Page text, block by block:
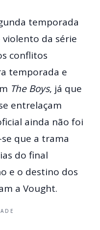
temporada
da série
conflitos
temporada e
The Boys, já que
entrelaçam
ainda não foi
que a trama
do final
e o destino dos
a Vought.